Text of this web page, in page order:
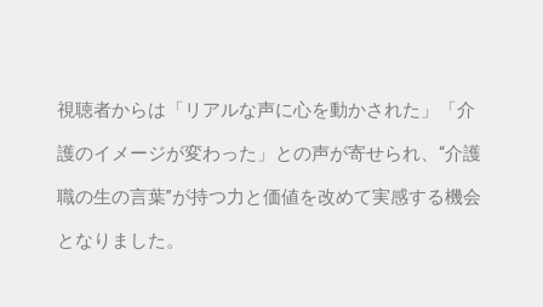
視聴者からは「リアルな声に心を動かされた」「介
護のイメージが変わった」との声が寄せられ、“介護
職の生の言葉”が持つ力と価値を改めて実感する機会
となりました。